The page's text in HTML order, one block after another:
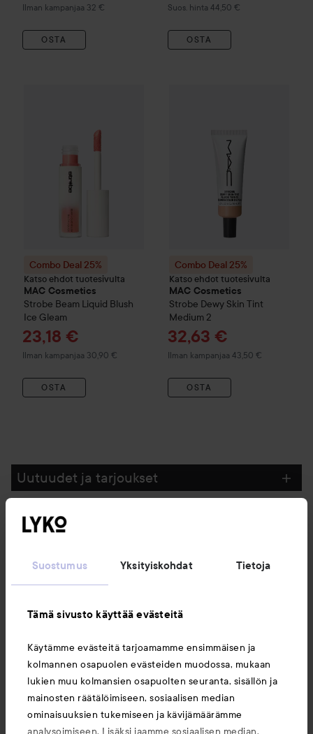
Suostumus Yksityiskohdat Tietoja
Tämä sivusto käyttää evästeitä
Käytämme evästeitä tarjoamamme ensimmäisen ja
kolmannen osapuolen evästeiden muodossa, mukaan
lukien muu kolmansien osapuolten seuranta, sisällön ja
mainosten räätälöimiseen, sosiaalisen median
ominaisuuksien tukemiseen ja kävijämäärämme
analysoimiseen. Lisäksi jaamme sosiaalisen median,
Ilman kampanjaa 32 €
OSTA
Suos. hinta 44,50 €
Suositeltu hinta 44,50 €
OSTA
Combo Deal 25%
Katso ehdot tuotesivulta
MAC Cosmetics
Strobe Beam Liquid Blush
Ice Gleam
Tarjoushinta
23,18 €
Ilman kampanjaa 30,90 €
OSTA
Combo Deal 25%
Katso ehdot tuotesivulta
MAC Cosmetics
Strobe Dewy Skin Tint
Medium 2
Tarjoushinta
32,63 €
Ilman kampanjaa 43,50 €
OSTA
Uutuudet ja tarjoukset
Seuraa meitä
Saattaisit myös tykätä